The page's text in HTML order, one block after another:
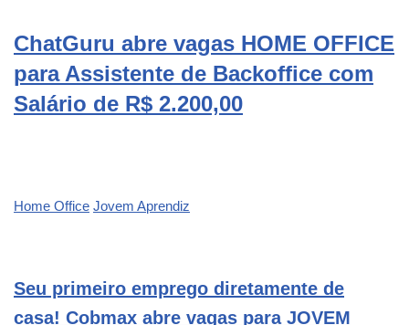
ChatGuru abre vagas HOME OFFICE
para Assistente de Backoffice com
Salário de R$ 2.200,00
Home Office Jovem Aprendiz
Seu primeiro emprego diretamente de
casa! Cobmax abre vagas para JOVEM